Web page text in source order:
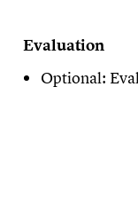
Evaluation
Optional: